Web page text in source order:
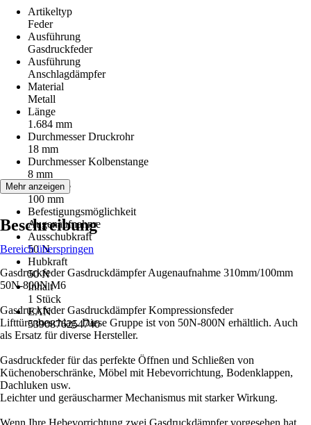
Artikeltyp
Feder
Ausführung
Gasdruckfeder
Ausführung
Anschlagdämpfer
Material
Metall
Länge
1.684 mm
Durchmesser Druckrohr
18 mm
Durchmesser Kolbenstange
8 mm
Hublänge
100 mm
Befestigungsmöglichkeit
Augenaufnahme
Ausschubkraft
50 N
Hubkraft
50 N
Inhalt
1 Stück
EAN
5390876254740
Mehr anzeigen
Beschreibung
Bereich überspringen
Gasdruckfeder Gasdruckdämpfer Augenaufnahme 310mm/100mm
50N-800N M6
Gasdruckfeder Gasdruckdämpfer Kompressionsfeder
Lifttürenbeschlag. Diese Gruppe ist von 50N-800N erhältlich. Auch
als Ersatz für diverse Hersteller.
Gasdruckfeder für das perfekte Öffnen und Schließen von
Küchenoberschränke, Möbel mit Hebevorrichtung, Bodenklappen,
Dachluken usw.
Leichter und geräuscharmer Mechanismus mit starker Wirkung.
Wenn Ihre Hebevorrichtung zwei Gasdruckdämpfer vorgesehen hat,